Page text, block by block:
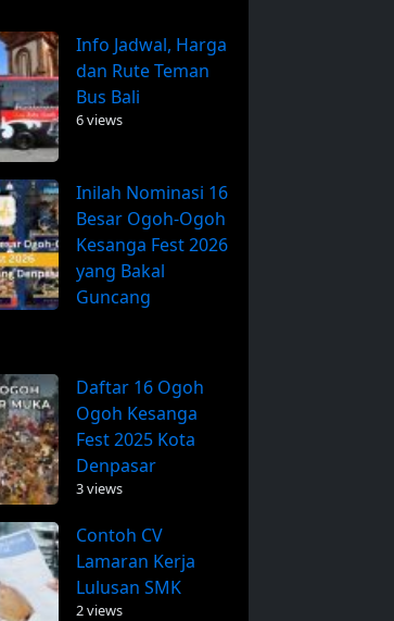
Info Jadwal, Harga
dan Rute Teman
Bus Bali
6 views
Inilah Nominasi 16
Besar Ogoh-Ogoh
Kesanga Fest 2026
yang Bakal
Guncang
Daftar 16 Ogoh
Ogoh Kesanga
Fest 2025 Kota
Denpasar
3 views
Contoh CV
Lamaran Kerja
Lulusan SMK
2 views